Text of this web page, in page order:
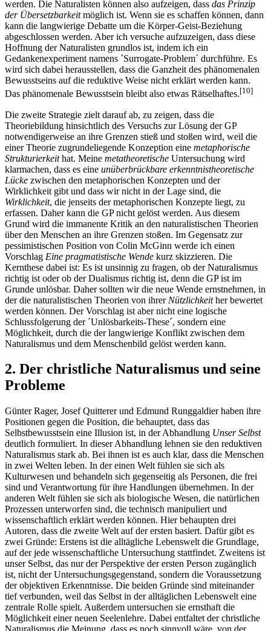
werden. Die Naturalisten können also aufzeigen, dass das Prinzip
der Übersetzbarkeitmöglich ist. Wenn sie es schaffen können, dann
kann die langwierige Debatte um die Körper-Geist-Beziehung
abgeschlossen werden. Aber ich versuche aufzuzeigen, dass diese
Hoffnung der Naturalisten grundlos ist, indem ich ein
Gedankenexperiment namens ´Surrogate-Problem´ durchführe. Es
wird sich dabei herausstellen, dass die Ganzheit des phänomenalen
Bewusstseins auf die reduktive Weise nicht erklärt werden kann.
Das phänomenale Bewusstsein bleibt also etwas Rätselhaftes.[10]
Die zweite Strategie zielt darauf ab, zu zeigen, dass die
Theoriebildung hinsichtlich des Versuchs zur Lösung der GP
notwendigerweise an ihre Grenzen stieß und stoßen wird, weil die
einer Theorie zugrundeliegende Konzeption eine metaphorische
Strukturierkeithat. Meine metatheoretische Untersuchung wird
klarmachen, dass es eine unüberbrückbare erkenntnistheoretische
Lücke zwischen den metaphorischen Konzepten und der
Wirklichkeit gibt und dass wir nicht in der Lage sind, die
Wirklichkeit, die jenseits der metaphorischen Konzepte liegt, zu
erfassen. Daher kann die GP nicht gelöst werden. Aus diesem
Grund wird die immanente Kritik an den naturalistischen Theorien
über den Menschen an ihre Grenzen stoßen. Im Gegensatz zur
pessimistischen Position von Colin McGinn werde ich einen
Vorschlag Eine pragmatistische Wende kurz skizzieren. Die
Kernthese dabei ist: Es ist unsinnig zu fragen, ob der Naturalismus
richtig ist oder ob der Dualismus richtig ist, denn die GP ist im
Grunde unlösbar. Daher sollten wir die neue Wende ernstnehmen, in
der die naturalistischen Theorien von ihrer Nützlichkeither bewertet
werden können. Der Vorschlag ist aber nicht eine logische
Schlussfolgerung der ´Unlösbarkeits-These´, sondern eine
Möglichkeit, durch die der langwierige Konflikt zwischen dem
Naturalismus und dem Menschenbild gelöst werden kann.
2. Der christliche Naturalismus und seine
Probleme
Günter Rager, Josef Quitterer und Edmund Runggaldier haben ihre
Positionen gegen die Position, die behauptet, dass das
Selbstbewusstsein eine Illusion ist, in der Abhandlung Unser Selbst
deutlich formuliert. In dieser Abhandlung lehnen sie den reduktiven
Naturalismus stark ab. Bei ihnen ist es auch klar, dass die Menschen
in zwei Welten leben. In der einen Welt fühlen sie sich als
Kulturwesen und behandeln sich gegenseitig als Personen, die frei
sind und Verantwortung für ihre Handlungen übernehmen. In der
anderen Welt fühlen sie sich als biologische Wesen, die natürlichen
Prozessen unterworfen sind, die technisch manipuliert und
wissenschaftlich erklärt werden können. Hier behaupten drei
Autoren, dass die zweite Welt auf der ersten basiert. Dafür gibt es
zwei Gründe: Erstens ist die alltägliche Lebenswelt die Grundlage,
auf der jede wissenschaftliche Untersuchung stattfindet. Zweitens ist
unser Selbst, das nur der Perspektive der ersten Person zugänglich
ist, nicht der Untersuchungsgegenstand, sondern die Voraussetzung
der objektiven Erkenntnisse. Die beiden Gründe sind miteinander
tief verbunden, weil das Selbst in der alltäglichen Lebenswelt eine
zentrale Rolle spielt. Außerdem untersuchen sie ernsthaft die
Möglichkeit einer neuen Seelenlehre. Dabei entfaltet der christliche